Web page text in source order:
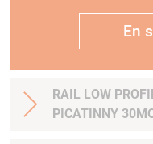
En
RAIL LOW
PICATINNY